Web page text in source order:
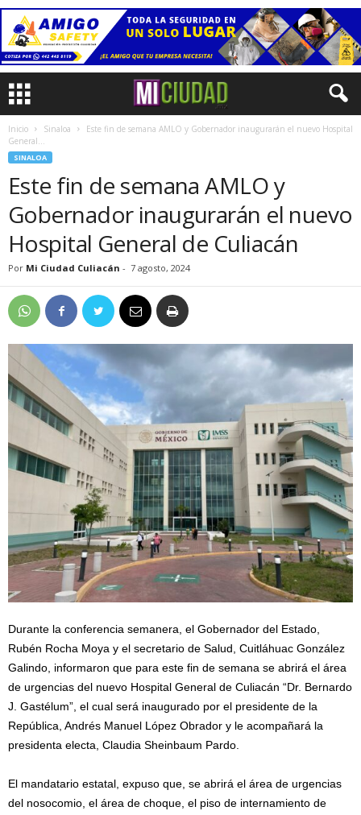
Inicio Sinaloa
Este fin de semana AMLO y Gobernador inaugurarán el nuevo Hospital
General...
SINALOA
Este fin de semana AMLO y
Gobernador inaugurarán el nuevo
Hospital General de Culiacán
Por Mi Ciudad Culiacán - 7 agosto, 2024
Durante la conferencia semanera, el Gobernador del Estado,
Rubén Rocha Moya y el secretario de Salud, Cuitláhuac González
Galindo, informaron que para este fin de semana se abrirá el área
de urgencias del nuevo Hospital General de Culiacán “Dr. Bernardo
J. Gastélum”, el cual será inaugurado por el presidente de la
República, Andrés Manuel López Obrador y le acompañará la
presidenta electa, Claudia Sheinbaum Pardo.
El mandatario estatal, expuso que, se abrirá el área de urgencias
del nosocomio, el área de choque, el piso de internamiento de